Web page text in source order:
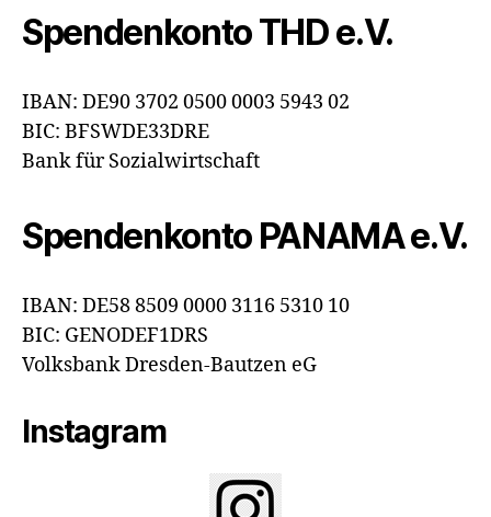
Spendenkonto THD e.V.
IBAN: DE90 3702 0500 0003 5943 02
BIC: BFSWDE33DRE
Bank für Sozialwirtschaft
Spendenkonto PANAMA e.V.
IBAN: DE58 8509 0000 3116 5310 10
BIC: GENODEF1DRS
Volksbank Dresden-Bautzen eG
Instagram